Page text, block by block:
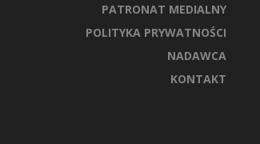
PATRONAT MEDIALNY
POLITYKA PRYWATNOŚCI
NADAWCA
KONTAKT